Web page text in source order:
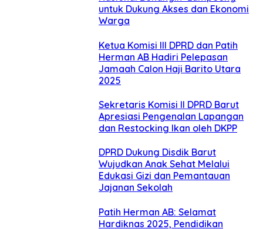
untuk Dukung Akses dan Ekonomi
Warga
Ketua Komisi III DPRD dan Patih
Herman AB Hadiri Pelepasan
Jamaah Calon Haji Barito Utara
2025
Sekretaris Komisi II DPRD Barut
Apresiasi Pengenalan Lapangan
dan Restocking Ikan oleh DKPP
DPRD Dukung Disdik Barut
Wujudkan Anak Sehat Melalui
Edukasi Gizi dan Pemantauan
Jajanan Sekolah
Patih Herman AB: Selamat
Hardiknas 2025, Pendidikan